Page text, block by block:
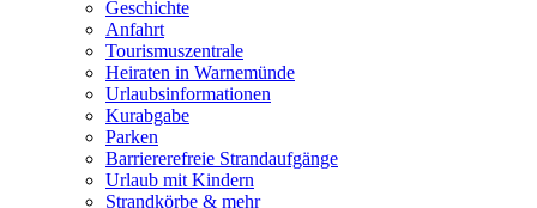
Geschichte
Anfahrt
Tourismuszentrale
Heiraten in Warnemünde
Urlaubsinformationen
Kurabgabe
Parken
Barriererefreie Strandaufgänge
Urlaub mit Kindern
Strandkörbe & mehr